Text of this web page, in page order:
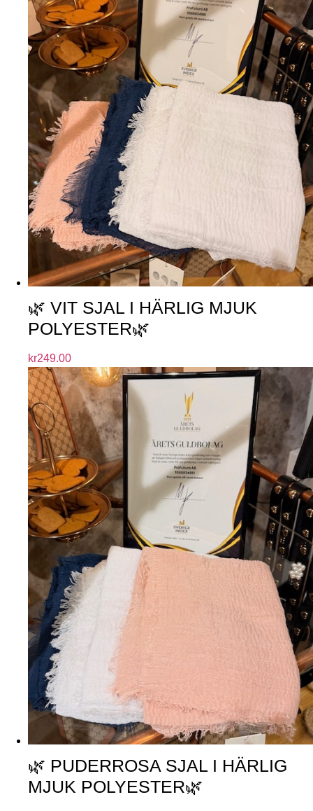
🌿 VIT SJAL I HÄRLIG MJUK
POLYESTER🌿
kr249.00
🌿 PUDERROSA SJAL I HÄRLIG
MJUK POLYESTER🌿